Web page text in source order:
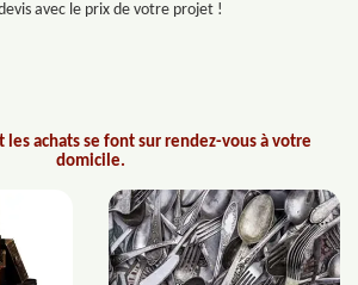
avec le prix de votre projet !
les achats se font sur rendez-vous à votre
domicile.